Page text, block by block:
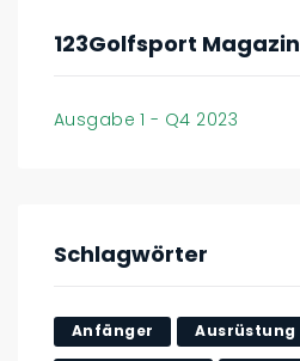
123Golfsport Magazin
Ausgabe 1 - Q4 2023
Schlagwörter
Anfänger Ausrüstung